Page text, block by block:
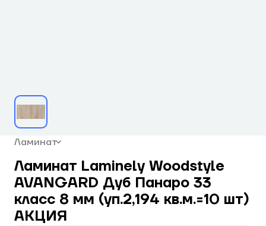
Ламинат
Ламинат Laminely Woodstyle
AVANGARD Дуб Панаро 33
класс 8 мм (уп.2,194 кв.м.=10 шт)
АКЦИЯ